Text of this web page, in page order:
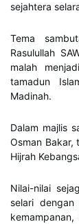
sejahtera
Tema
Rasulullah
malah
tamadun
Madinah.
Dalam majlis
Osman Bakar,
Hijrah
Nilai-nilai
selari dengan